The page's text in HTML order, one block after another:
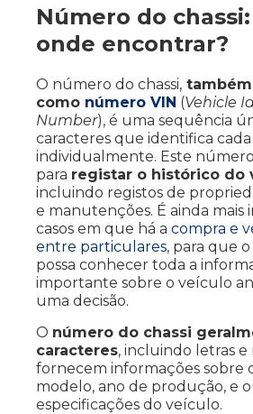
Número do
onde encontrar?
O número do chassi,
como número VIN (Vehicle
Number), é uma sequência
caracteres que identifica
individualmente. Este número
para registar o histórico do
incluindo registos de
e manutenções. É ainda mais
casos em que há a compra e
entre particulares, para que
possa conhecer toda a
importante sobre o veículo
uma decisão.
O número do chassi
caracteres, incluindo letras
fornecem informações sobre
modelo, ano de produção, e
especificações do veículo.